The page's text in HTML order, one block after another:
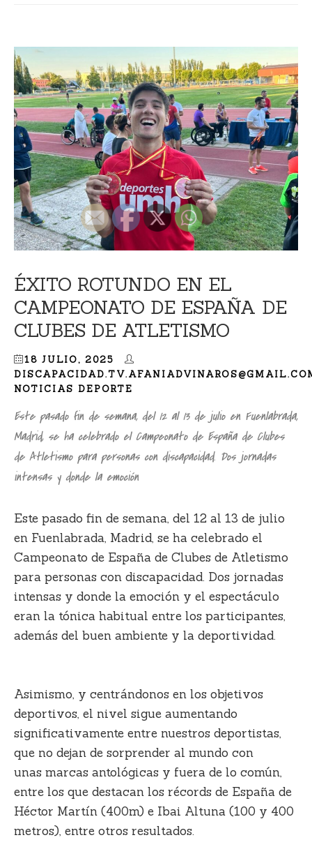
ÉXITO ROTUNDO EN EL
CAMPEONATO DE ESPAÑA DE
CLUBES DE ATLETISMO
18 JULIO, 2025
NOTICIAS DEPORTE
Este pasado fin de semana, del 12 al 13 de julio en Fuenlabrada,
Madrid, se ha celebrado el Campeonato de España de Clubes
de Atletismo para personas con discapacidad. Dos jornadas
intensas y donde la emoción
Este pasado fin de semana, del 12 al 13 de julio
en Fuenlabrada, Madrid, se ha celebrado el
Campeonato de España de Clubes de Atletismo
para personas con discapacidad. Dos jornadas
intensas y donde la emoción y el espectáculo
eran la tónica habitual entre los participantes,
además del buen ambiente y la deportividad.
Asimismo, y centrándonos en los objetivos
deportivos, el nivel sigue aumentando
significativamente entre nuestros deportistas,
que no dejan de sorprender al mundo con
unas marcas antológicas y fuera de lo común,
entre los que destacan los récords de España de
Héctor Martín (400m) e Ibai Altuna (100 y 400
metros), entre otros resultados.